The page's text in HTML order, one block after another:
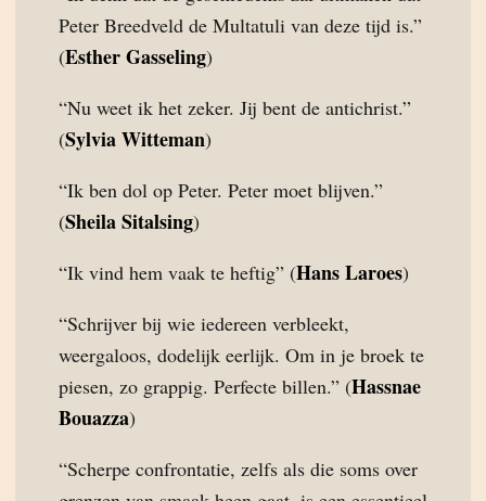
Peter Breedveld de Multatuli van deze tijd is.”
(Esther Gasseling)
“Nu weet ik het zeker. Jij bent de antichrist.”
(Sylvia Witteman)
“Ik ben dol op Peter. Peter moet blijven.”
(Sheila Sitalsing)
“Ik vind hem vaak te heftig” (Hans Laroes)
“Schrijver bij wie iedereen verbleekt,
weergaloos, dodelijk eerlijk. Om in je broek te
piesen, zo grappig. Perfecte billen.” (Hassnae
Bouazza)
“Scherpe confrontatie, zelfs als die soms over